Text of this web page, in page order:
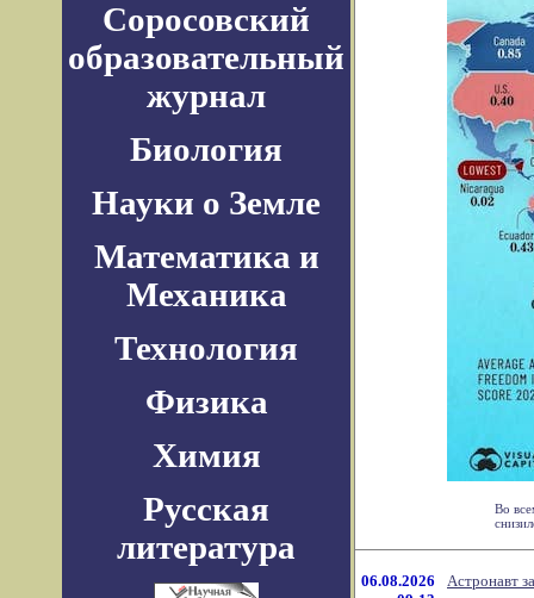
Соросовский
образовательный
журнал
Биология
Науки о Земле
Математика и
Механика
Технология
Физика
Химия
Русская
литература
Во
06.08.2026
Астронавт